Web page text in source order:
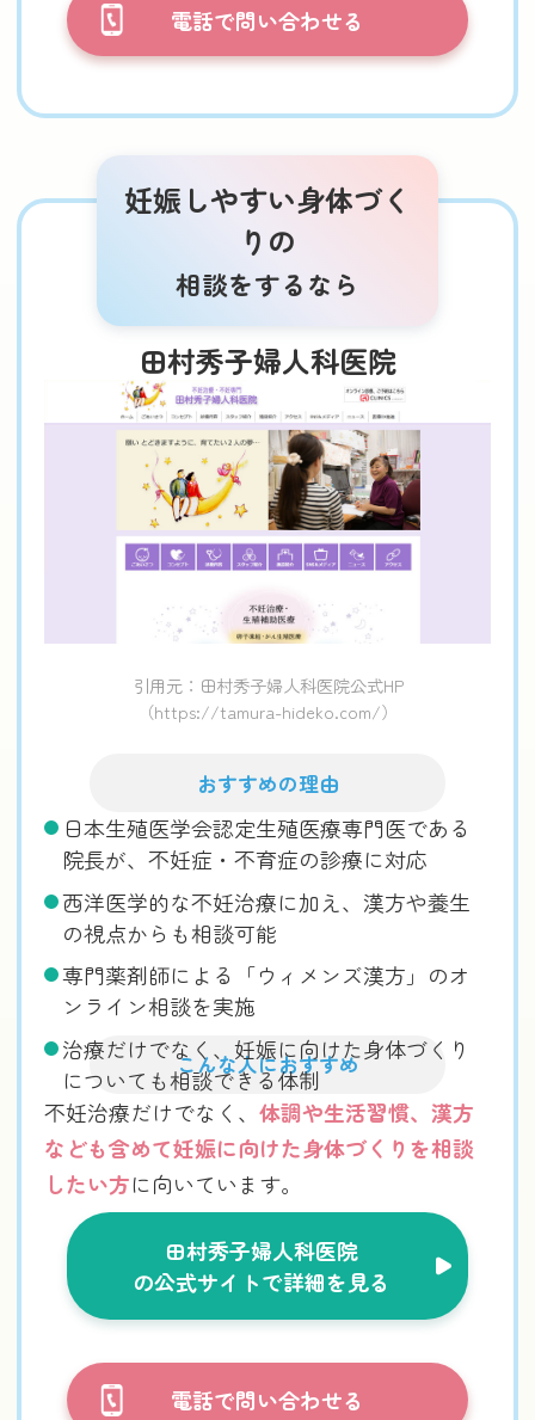
電話で問い合わせる
妊娠しやすい身体づく
りの
相談をするなら
田村秀子婦人科医院
引用元：田村秀子婦人科医院公式HP
（https://tamura-hideko.com/）
おすすめの理由
日本生殖医学会認定生殖医療専門医である
院長が、不妊症・不育症の診療に対応
西洋医学的な不妊治療に加え、漢方や養生
の視点からも相談可能
専門薬剤師による「ウィメンズ漢方」のオ
ンライン相談を実施
治療だけでなく、妊娠に向けた身体づくり
についても相談できる体制
こんな人におすすめ
不妊治療だけでなく、体調や生活習慣、漢方
なども含めて妊娠に向けた身体づくりを相談
したい方に向いています。
田村秀子婦人科医院
の公式サイトで詳細を見る
電話で問い合わせる